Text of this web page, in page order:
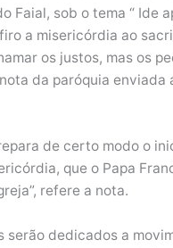
Faial, sob o tema “ Ide
a misericórdia ao
os justos, mas os
da paróquia enviada
de certo modo o
que o Papa
refere a nota.
serão dedicados a